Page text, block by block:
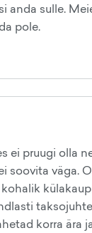
sulle.
pole.
pruugi olla
soovita väga.
korra ära